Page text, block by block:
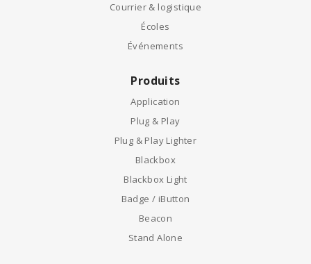
Courrier & logistique
Écoles
Événements
Produits
Application
Plug & Play
Plug & Play Lighter
Blackbox
Blackbox Light
Badge / iButton
Beacon
Stand Alone